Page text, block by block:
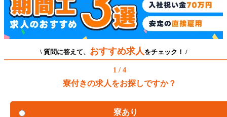
\ 質問に答えて、 おすすめ求人 をチェック！ /
1 / 4
寮付きの求人をお探しですか？
寮あり